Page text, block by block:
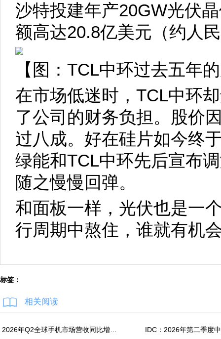
沙特投建年产20GW光伏
额高达20.8亿美元（约人
【图：TCL中环过去五年
在市场低迷时，TCL中环
了公司的财务负担。股价
过八成。好在硅片如今终
绿能和TCL中环先后宣布
随之慢慢回弹。
和面板一样，光伏也是一
行周期中熬住，谁就有机
标签：
相关阅读